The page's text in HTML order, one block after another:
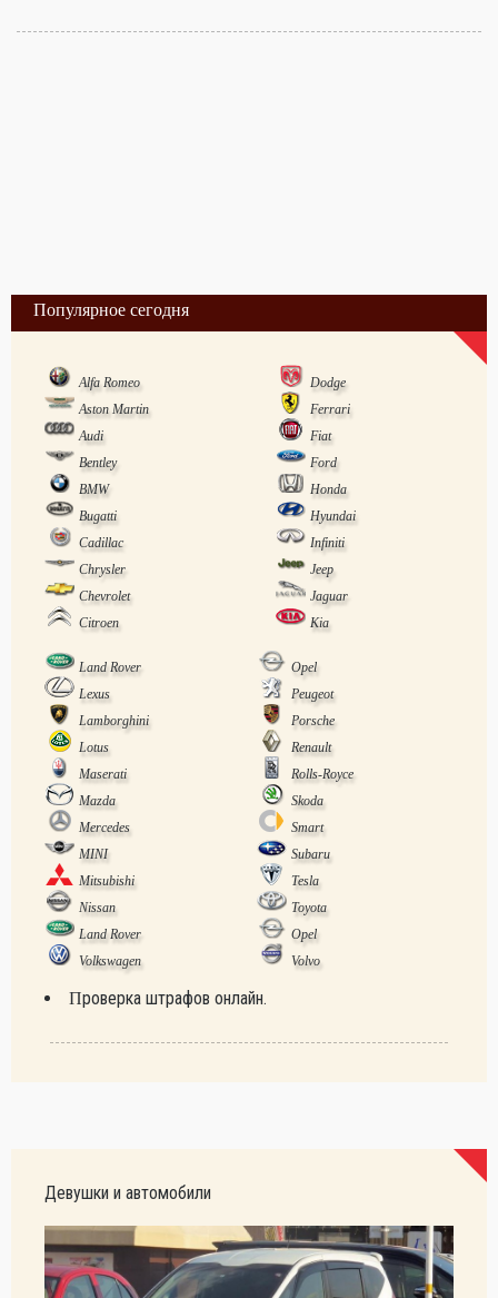
Популярное сегодня
Alfa Romeo
Dodge
Aston Martin
Ferrari
Audi
Fiat
Bentley
Ford
BMW
Honda
Bugatti
Hyundai
Cadillac
Infiniti
Chrysler
Jeep
Chevrolet
Jaguar
Citroen
Kia
Land Rover
Opel
Lexus
Peugeot
Lamborghini
Porsche
Lotus
Renault
Maserati
Rolls-Royce
Mazda
Skoda
Mercedes
Smart
MINI
Subaru
Mitsubishi
Tesla
Nissan
Toyota
Land Rover
Opel
Volkswagen
Volvo
Проверка штрафов онлайн.
Девушки и автомобили